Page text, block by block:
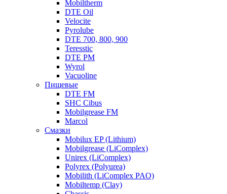
Mobiltherm
DTE Oil
Velocite
Pyrolube
DTE 700, 800, 900
Teresstic
DTE PM
Wyrol
Vacuoline
Пищевые
DTE FM
SHC Cibus
Mobilgrease FM
Marcol
Смазки
Mobilux EP (Lithium)
Mobilgrease (LiComplex)
Unirex (LiComplex)
Polyrex (Polyurea)
Mobilith (LiComplex PAO)
Mobiltemp (Clay)